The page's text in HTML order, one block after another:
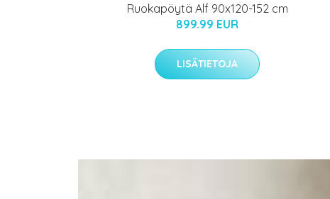
Ruokapöytä Alf 90x120-152 cm
899.99 EUR
LISÄTIETOJA